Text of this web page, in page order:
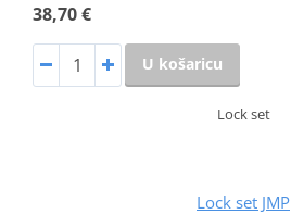
38,70 €
U košaricu
Lock set
Lock set JMP